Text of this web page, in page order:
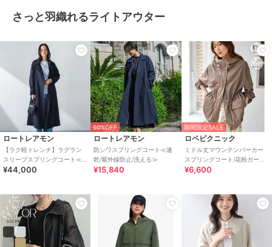
さっと羽織れるライトアウター
ロートレアモン
【ラク軽トレンチ】ラグラン
スリーブスプリングコート≪
撥水/手洗い≫
¥44,000
60%OFF
ロートレアモン
防シワスプリングコート≪速
乾/紫外線防止/洗える≫
¥15,840
期間限定SALE
ロペピクニック
ミドル丈マウンテンパーカー
スプリングコート/花粉ガー
ド・撥水
¥6,600